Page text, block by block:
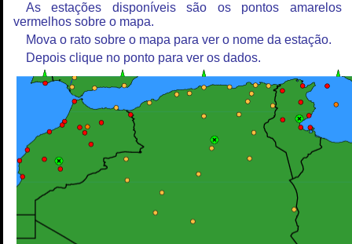
As estações disponíveis são os pontos amarelos
vermelhos sobre o mapa.
Mova o rato sobre o mapa para ver o nome da estação.
Depois clique no ponto para ver os dados.